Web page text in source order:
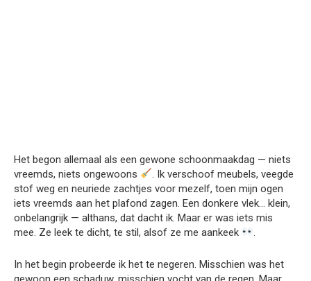
Het begon allemaal als een gewone schoonmaakdag — niets
vreemds, niets ongewoons
. Ik verschoof meubels, veegde
stof weg en neuriede zachtjes voor mezelf, toen mijn ogen
iets vreemds aan het plafond zagen. Een donkere vlek… klein,
onbelangrijk — althans, dat dacht ik. Maar er was iets mis
mee. Ze leek te dicht, te stil, alsof ze me aankeek
.
In het begin probeerde ik het te negeren. Misschien was het